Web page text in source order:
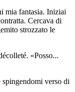
mia fantasia. Iniziai
Cercava di
strozzato le
«Posso...
verso di